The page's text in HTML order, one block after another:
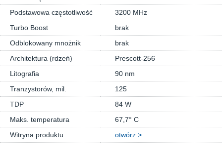
Podstawowa częstotliwość
3200 MHz
Turbo Boost
brak
Odblokowany mnożnik
brak
Architektura (rdzeń)
Prescott-256
Litografia
90 nm
Tranzystorów, mil.
125
TDP
84 W
Maks. temperatura
67,7° C
Witryna produktu
otwórz >